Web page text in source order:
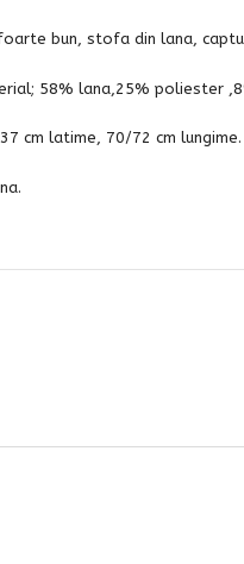
bun, stofa din lana,
58% lana,25% poliester
cm latime, 70/72 cm lungime.